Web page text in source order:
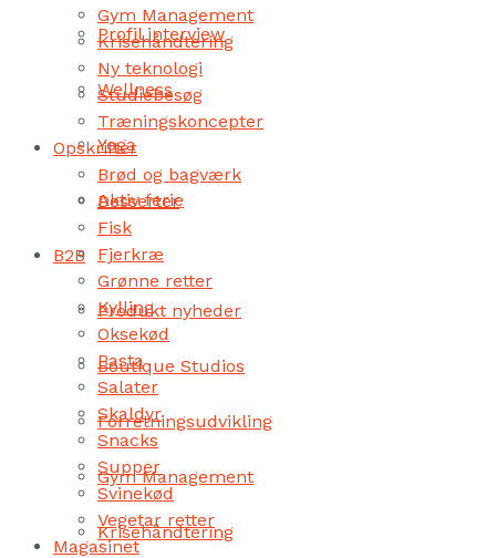
Profil interview
Wellness
Yoga
Aktiv ferie
B2B
Produkt nyheder
Boutique Studios
Forretningsudvikling
Gym Management
Krisehåndtering
Gym Management
Krisehåndtering
Ny teknologi
Studiebesøg
Træningskoncepter
Opskrifter
Brød og bagværk
Desserter
Fisk
Fjerkræ
Grønne retter
Kylling
Oksekød
Pasta
Salater
Skaldyr
Snacks
Supper
Svinekød
Vegetar retter
Magasinet